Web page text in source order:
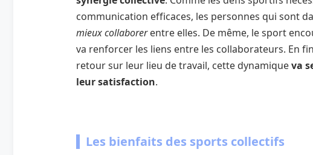
communication efficaces, les personnes qui sont
mieux collaborerentre elles. De même, le sport
va renforcer les liens entre les collaborateurs. En
retour sur leur lieu de travail, cette dynamiqueva
leur satisfaction.
Les bienfaits des sports collectifs